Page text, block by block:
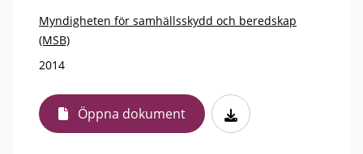
Myndigheten för samhällsskydd och beredskap
(MSB)
2014
Öppna dokument